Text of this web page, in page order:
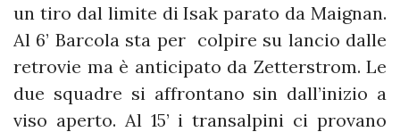
un tiro dal limite di Isak parato da Maignan.
Al 6’ Barcola sta per colpire su lancio dalle
retrovie ma è anticipato da Zetterstrom. Le
due squadre si affrontano sin dall’inizio a
viso aperto. Al 15’ i transalpini ci provano